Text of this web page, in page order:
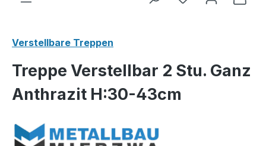
Verstellbare Treppen
Treppe Verstellbar 2 Stu. Ganz
Anthrazit H:30-43cm